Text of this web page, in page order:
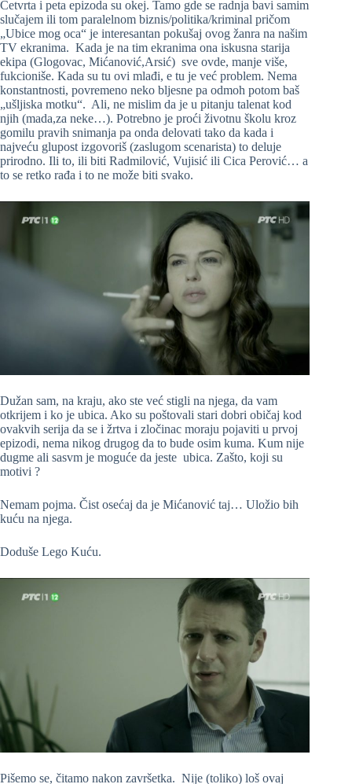
Četvrta i peta epizoda su okej. Tamo gde se radnja bavi samim
slučajem ili tom paralelnom biznis/politika/kriminal pričom
„Ubice mog oca“ je interesantan pokušaj ovog žanra na našim
TV ekranima. Kada je na tim ekranima ona iskusna starija
ekipa (Glogovac, Mićanović,Arsić) sve ovde, manje više,
fukcioniše. Kada su tu ovi mlađi, e tu je već problem. Nema
konstantnosti, povremeno neko bljesne pa odmoh potom baš
„ušljiska motku“. Ali, ne mislim da je u pitanju talenat kod
njih (mada,za neke…). Potrebno je proći životnu školu kroz
gomilu pravih snimanja pa onda delovati tako da kada i
najveću glupost izgovoriš (zaslugom scenarista) to deluje
prirodno. Ili to, ili biti Radmilović, Vujisić ili Cica Perović… a
to se retko rađa i to ne može biti svako.
Dužan sam, na kraju, ako ste već stigli na njega, da vam
otkrijem i ko je ubica. Ako su poštovali stari dobri običaj kod
ovakvih serija da se i žrtva i zločinac moraju pojaviti u prvoj
epizodi, nema nikog drugog da to bude osim kuma. Kum nije
dugme ali sasvm je moguće da jeste ubica. Zašto, koji su
motivi ?
Nemam pojma. Čist osećaj da je Mićanović taj… Uložio bih
kuću na njega.
Doduše Lego Kuću.
Pišemo se, čitamo nakon završetka. Nije (toliko) loš ovaj